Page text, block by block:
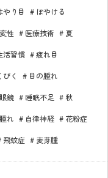
やり目 ぼやける
性 医療技術 夏
活習慣 疲れ目
ぴく 目の腫れ
眼鏡 睡眠不足 秋
腫れ 自律神経 花粉症
飛蚊症 麦芽腫